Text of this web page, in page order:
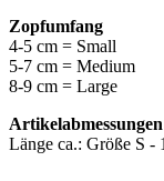
Zopfumfang
4-5 cm = Small
5-7 cm = Medium
8-9 cm = Large
Artikelabmessungen
Länge ca.: Größe S -